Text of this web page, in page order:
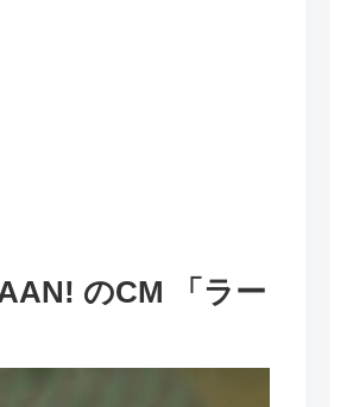
のCM 「ラー